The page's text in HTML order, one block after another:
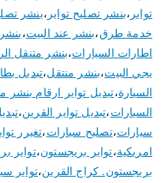
تواير ،بنشر تصليح تواير ،بنشر
خدمة طرق،بنشر عند البيت،
اطارات السيارات،بنشر متنقل
يجي البيت،بنشر منتقل،تبديل
السيارة،تبديل تواير ارقام بنشر
السيارات،تبديل تواير القرين،
سيارات،تصليح سيارات،تغيرر
امريكية،تواير بريجستون،تواير
بريجستون. كراج القرين،تواير